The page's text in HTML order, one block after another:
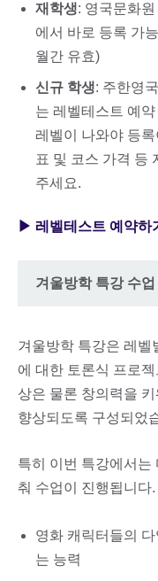
재학생: 영국문화
에서 바로 등록 가
월간 유효)
신규 학생: 주한영
는 레벨테스트 예
레벨이 나와야 등
표 및 코스 가격 등
주세요.
▶ 레벨테스트 예약하
겨울방학 특강 수
겨울방학 특강은 레벨
에 대한 토론식 프로
상은 물론 창의력을
향상되도록 구성되었
특히 이번 특강에서는
춰 수업이 진행됩니다.
영화 캐릭터들의
는 능력